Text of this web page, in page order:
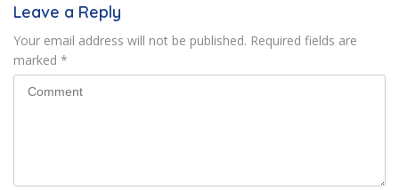
Leave a Reply
Your email address will not be published. Required fields are
marked *